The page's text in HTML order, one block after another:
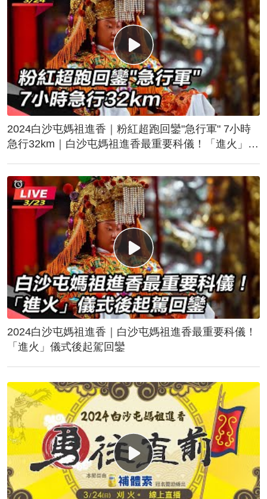
2024白沙屯媽祖進香｜粉紅超跑回鑾"急行軍" 7小時
急行32km｜白沙屯媽祖進香最重要科儀！「進火」儀
2024白沙屯媽祖進香｜白沙屯媽祖進香最重要科儀！
「進火」儀式後起駕回鑾